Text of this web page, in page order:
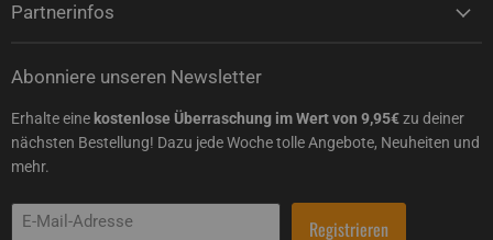
Partnerinfos
Abonniere unseren Newsletter
Erhalte eine kostenlose Überraschung im Wert von 9,95€zu deiner
nächsten Bestellung! Dazu jede Woche tolle Angebote, Neuheiten und
mehr.
E-Mail-Adresse Registrieren